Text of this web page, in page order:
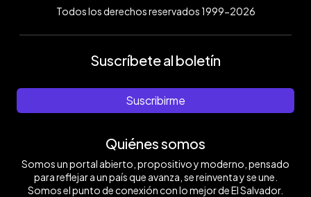
Todos los derechos reservados 1999-2026
Suscríbete al boletín
Suscribirme
Quiénes somos
Somos un portal abierto, propositivo y moderno, pensado
para reflejar a un país que avanza, se reinventa y se une.
Somos el punto de conexión con lo mejor de El Salvador.